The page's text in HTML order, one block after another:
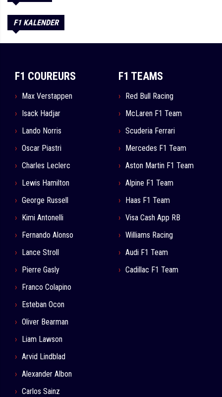
F1 KALENDER
F1 COUREURS
Max Verstappen
Isack Hadjar
Lando Norris
Oscar Piastri
Charles Leclerc
Lewis Hamilton
George Russell
Kimi Antonelli
Fernando Alonso
Lance Stroll
Pierre Gasly
Franco Colapino
Esteban Ocon
Oliver Bearman
Liam Lawson
Arvid Lindblad
Alexander Albon
Carlos Sainz
F1 TEAMS
Red Bull Racing
McLaren F1 Team
Scuderia Ferrari
Mercedes F1 Team
Aston Martin F1 Team
Alpine F1 Team
Haas F1 Team
Visa Cash App RB
Williams Racing
Audi F1 Team
Cadillac F1 Team